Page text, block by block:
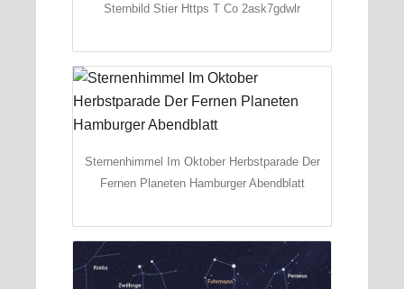
Sternbild Stier Https T Co 2ask7gdwlr
Sternenhimmel Im Oktober Herbstparade Der
Fernen Planeten Hamburger Abendblatt